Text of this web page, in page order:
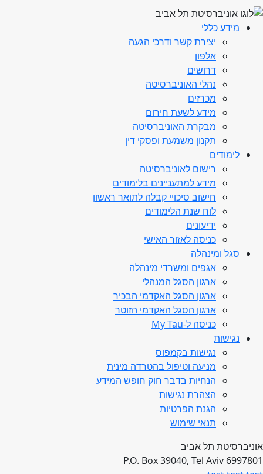
מידע כללי
יצירת קשר ודרכי הגעה
אלפון
דרושים
נהלי האוניברסיטה
מכרזים
מידע לשעת חירום
מבקרת האוניברסיטה
תקנון משמעת ופסקי דין
לימודים
רישום לאוניברסיטה
מידע למתעניינים בלימודים
חישוב סיכויי קבלה לתואר ראשון
לוח שנת הלימודים
ידיעונים
כניסה לאזור האישי
סגל ומינהלה
אגפים ומשרדי מינהלה
ארגון הסגל המנהלי
ארגון הסגל האקדמי הבכיר
ארגון הסגל האקדמי הזוטר
כניסה ל-My Tau
נגישות
נגישות בקמפוס
מניעה וטיפול בהטרדה מינית
הנחיות בדבר חוק חופש המידע
הצהרת נגישות
הגנת הפרטיות
תנאי שימוש
אוניברסיטת תל אביב
P.O. Box 39040, Tel Aviv 6997801